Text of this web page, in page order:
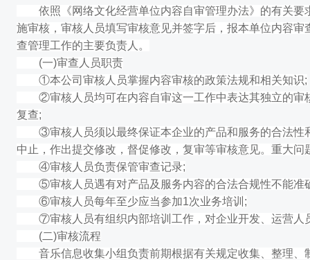
依照《网络文化经营单位内容自审管理办法》的有关要
施审核，审核人员填写审核意见并签字后，报本单位内容
查管理工作的主要负责人。
(一)审查人员职责
①本公司审核人员掌握内容审核的政策法规和相关知识;
②审核人员均可在内容自审这一工作中表达其独立的审
复查;
③审核人员须以最终保证本企业的产品和服务的合法性
中止，作出提交修改，督促修改，复审等审核意见。重大
④审核人员负责保管审查记录;
⑤审核人员遇有对产品及服务内容的合法合规性不能准
⑥审核人员每年至少应当参加1次业务培训;
⑦审核人员有组织内部培训工作，对企业开发、运营人
(二)审核流程
音乐信息收集小组负责前期根据有关规定收集、整理、